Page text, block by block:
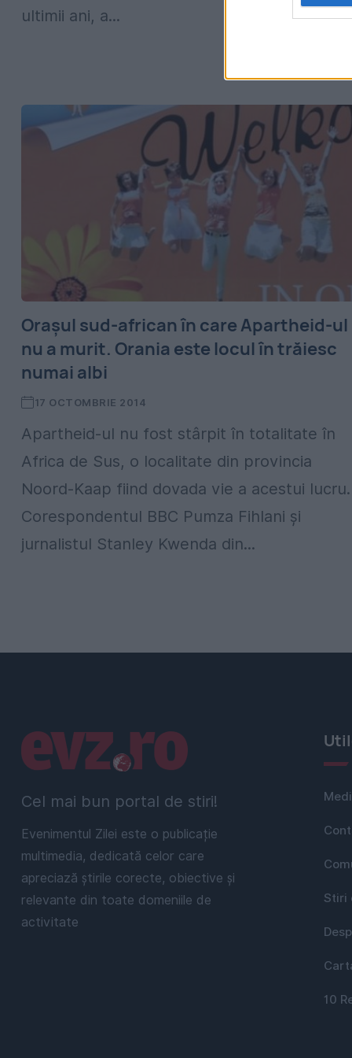
ultimii ani, a...
Orașul sud-african în care Apartheid-ul
nu a murit. Orania este locul în trăiesc
numai albi
17 OCTOMBRIE 2014
Apartheid-ul nu fost stârpit în totalitate în
Africa de Sus, o localitate din provincia
Noord-Kaap fiind dovada vie a acestui lucru.
Corespondentul BBC Pumza Fihlani şi
jurnalistul Stanley Kwenda din...
Cel mai bun portal de stiri!
Evenimentul Zilei este o publicație
multimedia, dedicată celor care
apreciază știrile corecte, obiective și
relevante din toate domeniile de
activitate
Linkuri utile
Stiri
10